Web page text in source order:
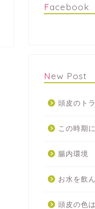
Facebook
New Post
頭皮のト
この時期
腸内環境
お水を飲
頭皮の色